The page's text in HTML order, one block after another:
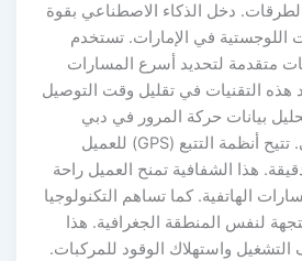
دخل الذكاء الاصطناعي بقوة
اللوجستية في الإمارات. تستخدم
متقدمة لتحديد أسرع المسارات
هذه التقنيات في تقليل وقت التوصيل
بيانات حركة المرور في دبي
والشارقة بشكل لحظي. تتيح أنظمة التتبع (GPS) للعميل
هذا الشفافية تمنح العميل راحة
الهاتفية. كما تساهم التكنولوجيا
لنفس المنطقة الجغرافية. هذا
التشغيل واستهلاك الوقود للمركبات.